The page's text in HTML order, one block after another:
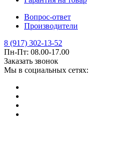
Вопрос-ответ
Производители
8 (917) 302-13-52
Пн-Пт: 08.00-17.00
Заказать звонок
Мы в социальных сетях: